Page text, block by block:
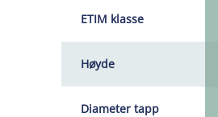
ETIM klasse
Høyde
Diameter tapp